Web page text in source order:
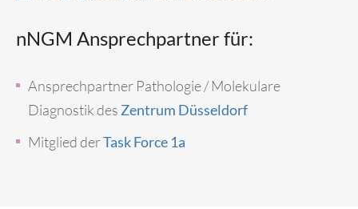
nNGM Ansprechpartner für:
Ansprechpartner Pathologie / Molekulare
Diagnostik des Zentrum Düsseldorf
Mitglied derTask Force 1a